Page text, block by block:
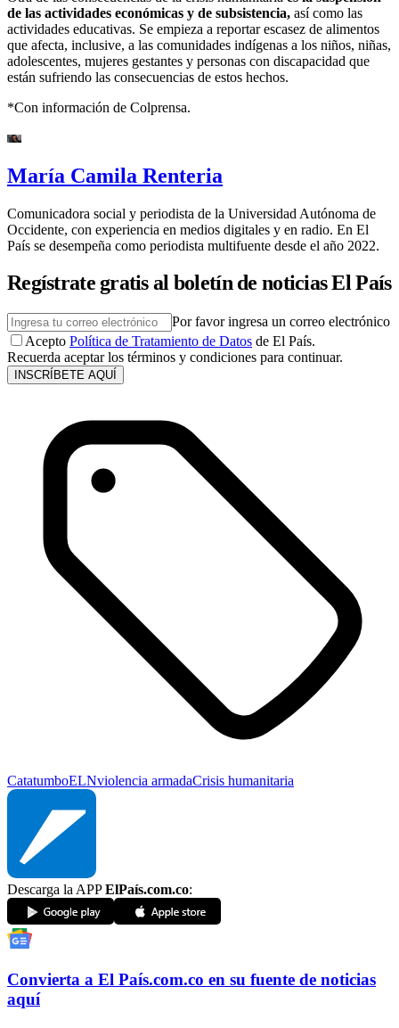
de las actividades económicas y de subsistencia, así como las
actividades educativas. Se empieza a reportar escasez de alimentos
que afecta, inclusive, a las comunidades indígenas a los niños, niñas,
adolescentes, mujeres gestantes y personas con discapacidad que
están sufriendo las consecuencias de estos hechos.
*Con información de Colprensa.
María Camila Renteria
Comunicadora social y periodista de la Universidad Autónoma de
Occidente, con experiencia en medios digitales y en radio. En El
País se desempeña como periodista multifuente desde el año 2022.
Regístrate gratis al boletín de noticias El País
Por favor ingresa un correo electrónico
Acepto Política de Tratamiento de Datos de El País.
Recuerda aceptar los términos y condiciones para continuar.
INSCRÍBETE AQUÍ
CatatumboELNviolencia armadaCrisis humanitaria
Descarga la APPElPaís.com.co:
Convierta a El País.com.co en su fuente de noticias
aquí